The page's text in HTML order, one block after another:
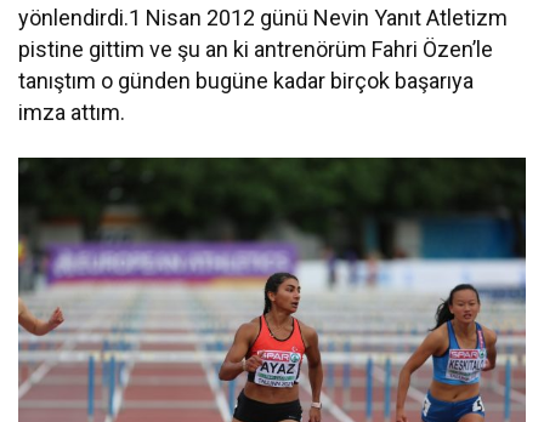
yönlendirdi.1 Nisan 2012 günü Nevin Yanıt Atletizm
pistine gittim ve şu an ki antrenörüm Fahri Özen’le
tanıştım o günden bugüne kadar birçok başarıya
imza attım.